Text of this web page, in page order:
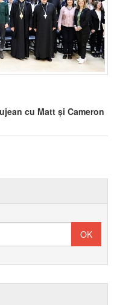
cu Matt și Cameron